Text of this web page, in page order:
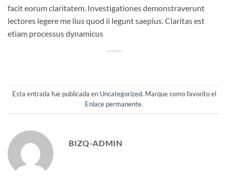
facit eorum claritatem. Investigationes demonstraverunt
lectores legere me lius quod ii legunt saepius. Claritas est
etiam processus dynamicus
Esta entrada fue publicada en Uncategorized. Marque como favorito el
Enlace permanente.
BIZQ-ADMIN